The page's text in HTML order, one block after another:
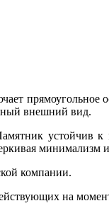
прямоугольное
внешний вид.
устойчив
минимализм
компании.
на